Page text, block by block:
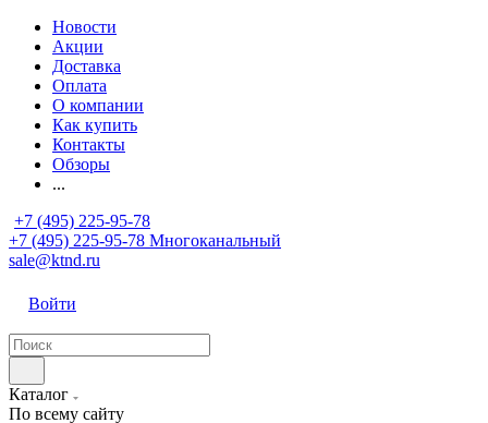
Новости
Акции
Доставка
Оплата
О компании
Как купить
Контакты
Обзоры
...
+7 (495) 225-95-78
+7 (495) 225-95-78 Многоканальный
sale@ktnd.ru
Войти
Каталог
По всему сайту